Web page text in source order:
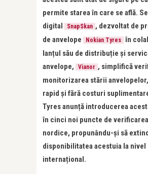
permite starea în care se află.
digital
SnapSkan , dezvoltat de
de anvelope
Nokian Tyres în
lanțul său de distribuție și
anvelope,
Vianor , simplifică
monitorizarea stării
rapid și fără costuri
Tyres anunță introducerea
în cinci noi puncte de
nordice, propunându-și să
disponibilitatea acestuia la nivel
internațional.